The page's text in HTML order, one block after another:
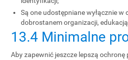
Są one udostępniane wyłącznie w
dobrostanem organizacji,
13.4 Minimalne
Aby zapewnić jeszcze lepszą